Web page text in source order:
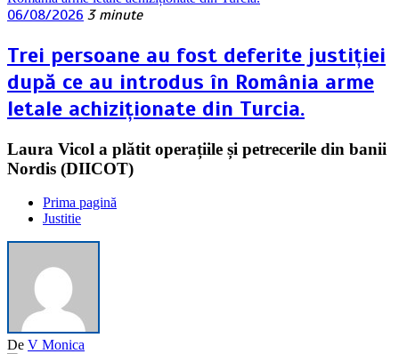
06/08/2026 3 minute
Trei persoane au fost deferite justiției
după ce au introdus în România arme
letale achiziționate din Turcia.
Laura Vicol a plătit operațiile și petrecerile din banii
Nordis (DIICOT)
Prima pagină
Justitie
De V Monica